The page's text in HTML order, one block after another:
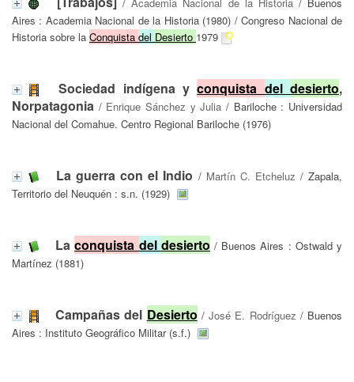
Aires : Academia Nacional de la Historia (1980) / Congreso Nacional de
Historia sobre la Conquista del Desierto 1979
Sociedad indígena yconquista deldesierto,
Norpatagonia / Enrique Sánchez y Julia / Bariloche : Universidad
Nacional del Comahue. Centro Regional Bariloche (1976)
La guerra con el Indio / Martín C. Etcheluz / Zapala,
Territorio del Neuquén : s.n. (1929)
Laconquista del desierto / Buenos Aires : Ostwald y
Martínez (1881)
Campañas del Desierto /José E. Rodríguez / Buenos
Aires : Instituto Geográfico Militar (s.f.)